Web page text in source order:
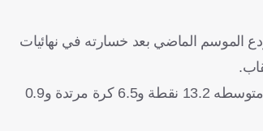
الموسم الماضي بعد خسارته في نهائيات
وقدم اللاعب الأمريكي أحد أفضل مواسمه في الدوري الأوروبي مع فريق زالغيريس الليتواني، حيث بلغ متوسطه 13.2 نقطة و6.5 كرة مرتدة و0.9